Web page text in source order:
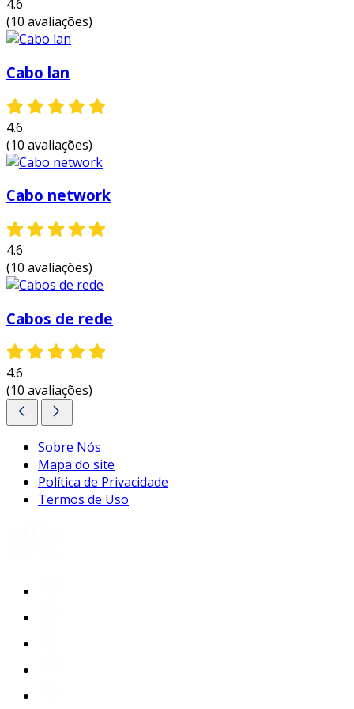
azul ajuda na organização e identificação,
facilitando a manutenção e a
alto desempenho:
cat6a oferecem altas taxas de
transmissão, suportando redes que
demandam grandes volumes de dados.
flexibilidade e durabilidade:
impactos, tornando-os adequados para
uso em ambientes exigentes.
econômica para empresas e usuários
residenciais que buscam qualidade sem
pode fazer a diferença na eficiência da
comunicação dentro de uma rede,
proporcionando uma experiência de
conectividade superior.
entre em contato e solicite um orçamento
personalizado!
4.6
(10 avaliações)
Cabo lan
4.6
(10 avaliações)
Cabo network
4.6
(10 avaliações)
Cabos de rede
4.6
(10 avaliações)
Sobre Nós
Mapa do site
Política de Privacidade
Termos de Uso